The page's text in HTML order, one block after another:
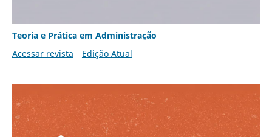
Teoria e Prática em Administração
Acessar revista
Edição Atual